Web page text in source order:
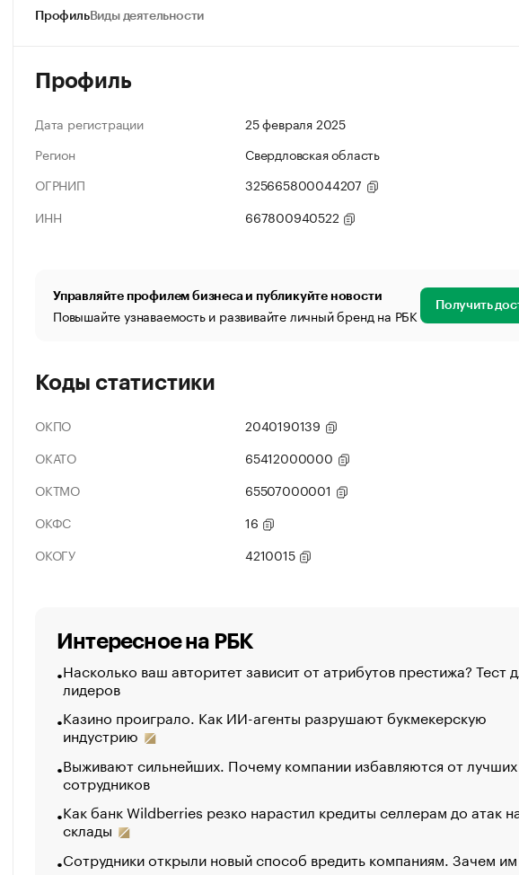
ПрофильВиды деятельности
Профиль
Дата регистрации
25 февраля 2025
Регион
Свердловская область
ОГРНИП
325665800044207
ИНН
667800940522
Управляйте профилем бизнеса и публикуйте новости
Повышайте узнаваемость и развивайте личный бренд на РБК Получить
Коды статистики
ОКПО
2040190139
ОКАТО
65412000000
ОКТМО
65507000001
ОКФС
16
ОКОГУ
4210015
Интересное на РБК
Насколько ваш авторитет зависит от атрибутов престижа? Тест
лидеров
Казино проиграло. Как ИИ-агенты разрушают букмекерскую
индустрию
Выживают сильнейших. Почему компании избавляются от лучших
сотрудников
Как банк Wildberries резко нарастил кредиты селлерам до атак
склады
Сотрудники открыли новый способ вредить компаниям. Зачем